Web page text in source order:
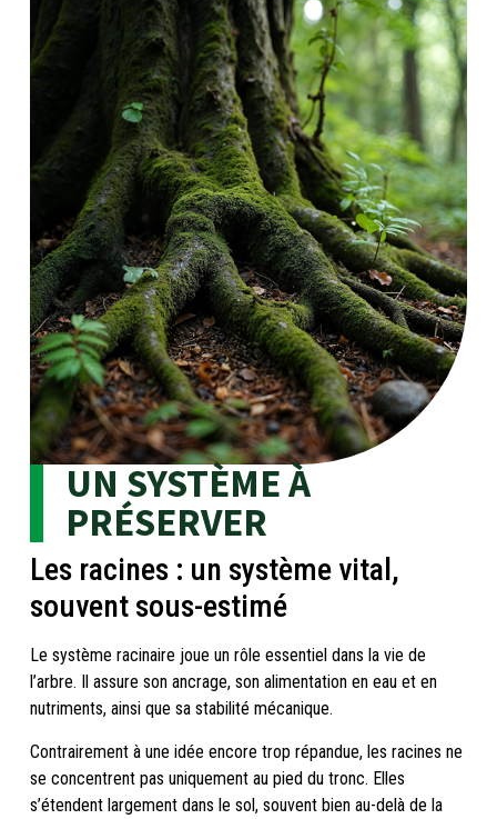
UN SYSTÈME À
PRÉSERVER
Les racines : un système vital,
souvent sous-estimé
Le système racinaire joue un rôle essentiel dans la vie de
l’arbre. Il assure son ancrage, son alimentation en eau et en
nutriments, ainsi que sa stabilité mécanique.
Contrairement à une idée encore trop répandue, les racines ne
se concentrent pas uniquement au pied du tronc. Elles
s’étendent largement dans le sol, souvent bien au-delà de la